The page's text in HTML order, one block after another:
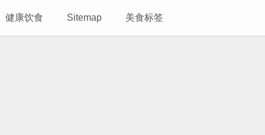
健康饮食 Sitemap 美食标签